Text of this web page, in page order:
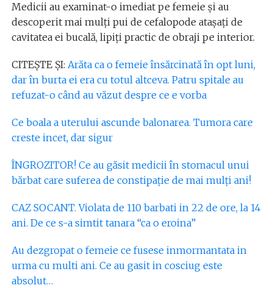
Medicii au examinat-o imediat pe femeie și au
descoperit mai mulți pui de cefalopode atașați de
cavitatea ei bucală, lipiți practic de obraji pe interior.
CITEȘTE ȘI: Arăta ca o femeie însărcinată în opt luni,
dar în burta ei era cu totul altceva. Patru spitale au
refuzat-o când au văzut despre ce e vorba
Ce boala a uterului ascunde balonarea. Tumora care
creste incet, dar sigur
ÎNGROZITOR! Ce au găsit medicii în stomacul unui
bărbat care suferea de constipație de mai mulți ani!
CAZ SOCANT. Violata de 110 barbati in 22 de ore, la 14
ani. De ce s-a simtit tanara “ca o eroina”
Au dezgropat o femeie ce fusese inmormantata in
urma cu multi ani. Ce au gasit in cosciug este
absolut…